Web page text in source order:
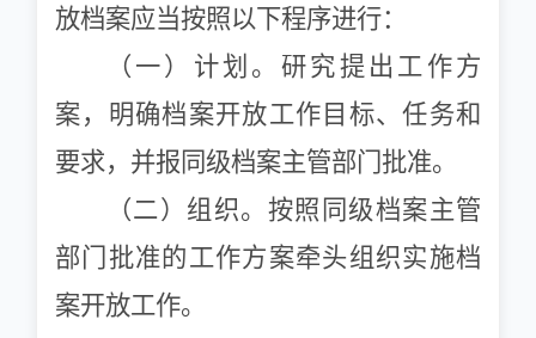
放档案应当按照以下程序进行：
（一）计划。研究提出工作方
案，明确档案开放工作目标、任务和
要求，并报同级档案主管部门批准。
（二）组织。按照同级档案主管
部门批准的工作方案牵头组织实施档
案开放工作。